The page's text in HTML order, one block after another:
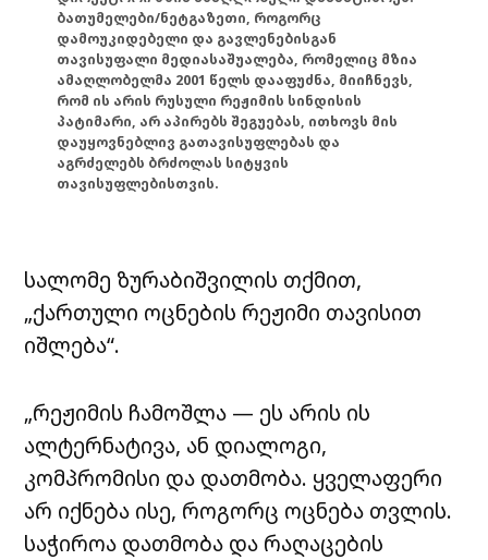
ბათუმელები/ნეტგაზეთი, როგორც
დამოუკიდებელი და გავლენებისგან
თავისუფალი მედიასაშუალება, რომელიც მზია
ამაღლობელმა 2001 წელს დააფუძნა, მიიჩნევს,
რომ ის არის რუსული რეჟიმის სინდისის
პატიმარი, არ აპირებს შეგუებას, ითხოვს მის
დაუყოვნებლივ გათავისუფლებას და
აგრძელებს ბრძოლას სიტყვის
თავისუფლებისთვის.
სალომე ზურაბიშვილის თქმით,
„ქართული ოცნების რეჟიმი თავისით
იშლება“.
„რეჟიმის ჩამოშლა — ეს არის ის
ალტერნატივა, ან დიალოგი,
კომპრომისი და დათმობა. ყველაფერი
არ იქნება ისე, როგორც ოცნება თვლის.
საჭიროა დათმობა და რაღაცების